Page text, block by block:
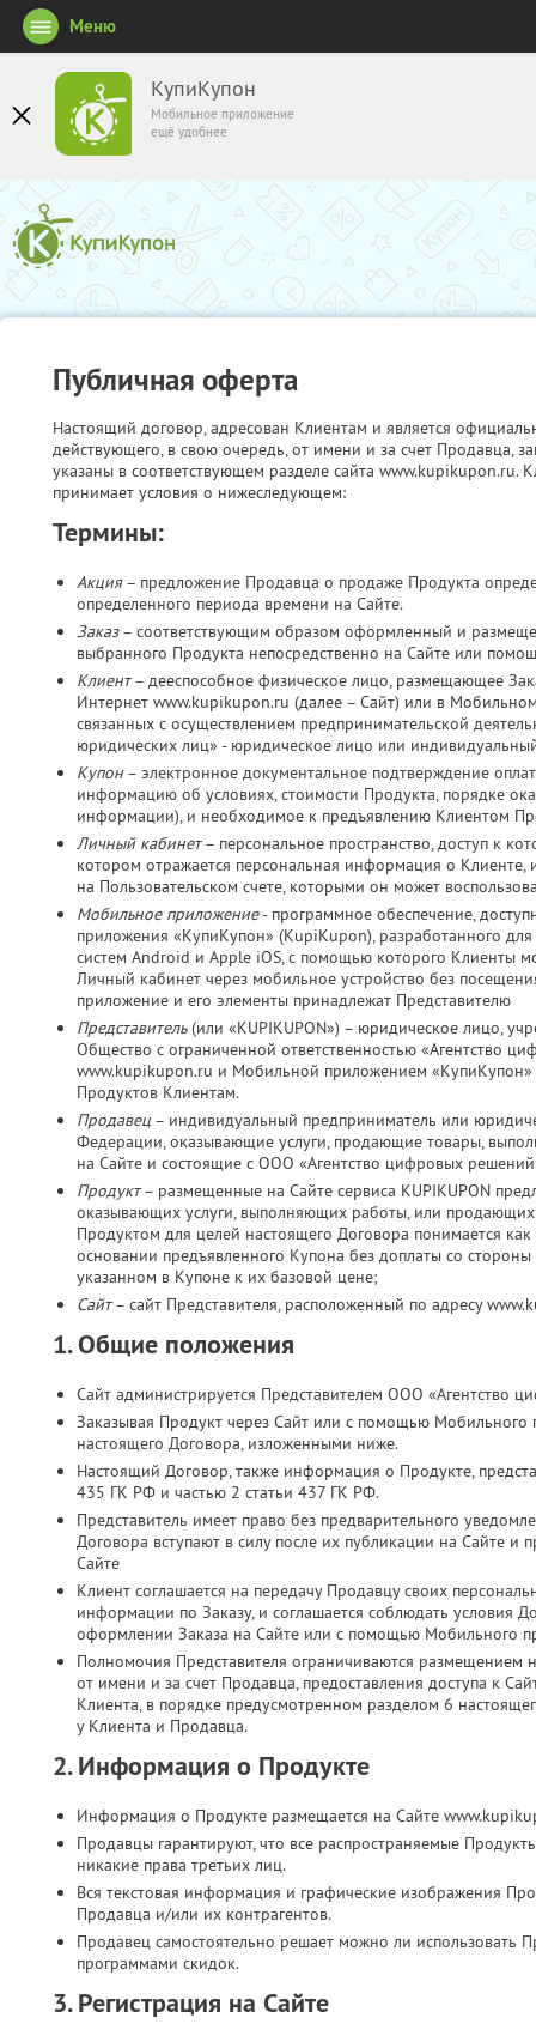
КупиКупон
Мобильное приложение
ещё удобнее
Меню
Публичная оферта
Настоящий договор, адресован Клиентам и является
действующего, в свою очередь, от имени и за счет Продавца,
указаны в соответствующем разделе сайта www.kupikupon.ru.
принимает условия о нижеследующем:
Термины:
Акция– предложение Продавца о продаже Продукта
определенного периода времени на Сайте.
Заказ– соответствующим образом оформленный и
выбранного Продукта непосредственно на Сайте или
Клиент– дееспособное физическое лицо, размещающее
Интернет www.kupikupon.ru (далее – Сайт) или в
связанных с осуществлением предпринимательской
юридических лиц» - юридическое лицо или
Купон – электронное документальное подтверждение
информацию об условиях, стоимости Продукта, порядке
информации), и необходимое к предъявлению Клиентом
Личный кабинет– персональное пространство, доступ к
котором отражается персональная информация о Клиенте,
на Пользовательском счете, которыми он может
Мобильное приложение- программное обеспечение,
приложения «КупиКупон» (KupiKupon), разработанного
систем Android и Apple iOS, с помощью которого Клиенты
Личный кабинет через мобильное устройство без
приложение и его элементы принадлежат Представителю
Представитель(или «KUPIKUPON») – юридическое лицо,
Общество с ограниченной ответственностью «Агентство
www.kupikupon.ru и Мобильной приложением
Продуктов Клиентам.
Продавец – индивидуальный предприниматель или
Федерации, оказывающие услуги, продающие товары,
на Сайте и состоящие с ООО «Агентство цифровых
Продукт– размещенные на Сайте сервиса KUPIKUPON
оказывающих услуги, выполняющих работы, или
Продуктом для целей настоящего Договора понимается
основании предъявленного Купона без доплаты со
указанном в Купоне к их базовой цене;
Сайт– сайт Представителя, расположенный по адресу
1. Общие положения
Сайт администрируется Представителем ООО «Агентство
Заказывая Продукт через Сайт или с помощью Мобильного
настоящего Договора, изложенными ниже.
Настоящий Договор, также информация о Продукте,
435 ГК РФ и частью 2 статьи 437 ГК РФ.
Представитель имеет право без предварительного
Договора вступают в силу после их публикации на Сайте
Сайте
Клиент соглашается на передачу Продавцу своих
информации по Заказу, и соглашается соблюдать условия
оформлении Заказа на Сайте или с помощью Мобильного
Полномочия Представителя ограничиваются
от имени и за счет Продавца, предоставления доступа к
Клиента, в порядке предусмотренном разделом 6
у Клиента и Продавца.
2. Информация о Продукте
Информация о Продукте размещается на Сайте
Продавцы гарантируют, что все распространяемые
никакие права третьих лиц.
Вся текстовая информация и графические изображения
Продавца и/или их контрагентов.
Продавец самостоятельно решает можно ли
программами скидок.
3. Регистрация на Сайте